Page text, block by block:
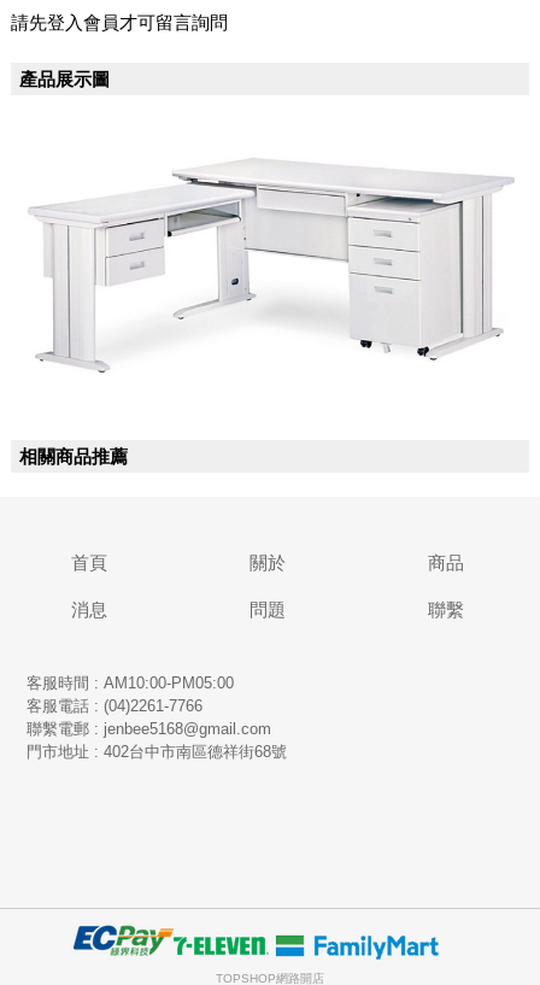
請先登入會員才可留言詢問
產品展示圖
相關商品推薦
首頁 關於 商品
消息 問題 聯繫
客服時間 : AM10:00-PM05:00
客服電話 : (04)2261-7766
​聯繫電郵 : jenbee5168@gmail.com
門市地址 : 402台中市南區德祥街68號
TOPSHOP網路開店